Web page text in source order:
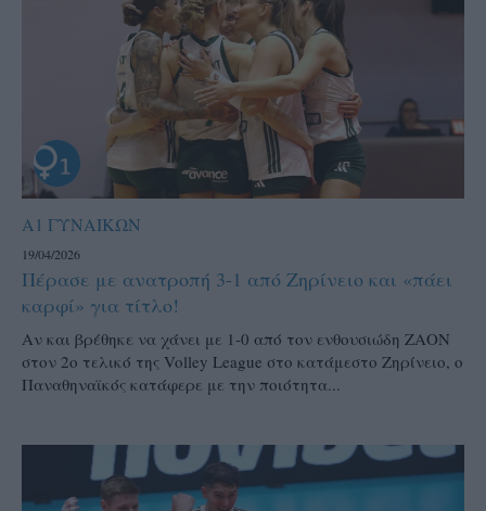
Α1 ΓΥΝΑΙΚΩΝ
19/04/2026
Πέρασε με ανατροπή 3-1 από Ζηρίνειο και «πάει
καρφί» για τίτλο!
Αν και βρέθηκε να χάνει με 1-0 από τον ενθουσιώδη ΖΑΟΝ
στον 2ο τελικό της Volley League στο κατάμεστο Ζηρίνειο, ο
Παναθηναϊκός κατάφερε με την ποιότητα...